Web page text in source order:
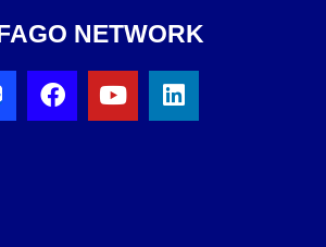
NETWORK